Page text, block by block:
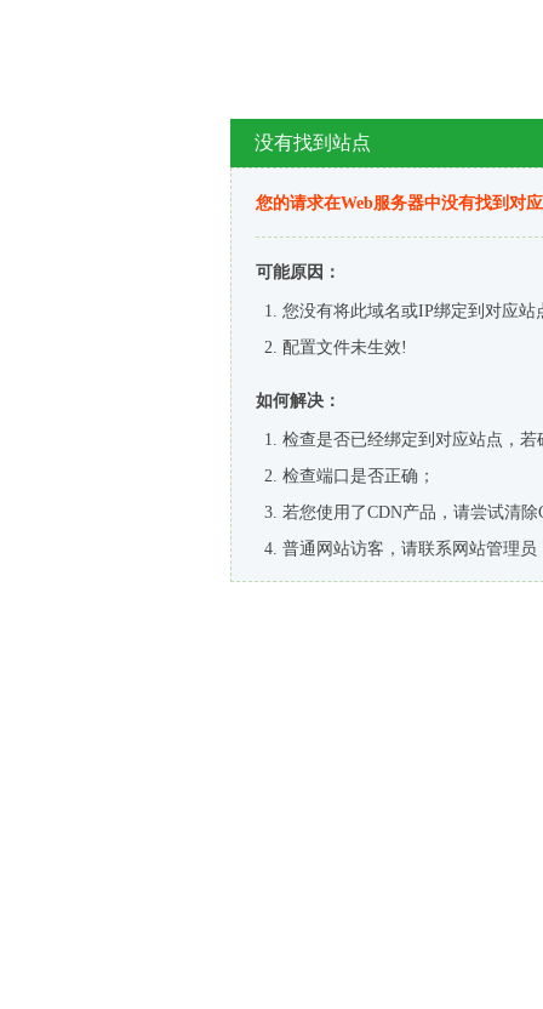
没有找到站点
您的请求在Web服务器中没有找到对
可能原因：
您没有将此域名或IP绑定到对应站
配置文件未生效!
如何解决：
检查是否已经绑定到对应站点，
检查端口是否正确；
若您使用了CDN产品，请尝试清除
普通网站访客，请联系网站管理员